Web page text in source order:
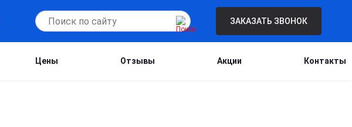
ЗАКАЗАТЬ ЗВОНОК
Цены Отзывы Акции Контакты